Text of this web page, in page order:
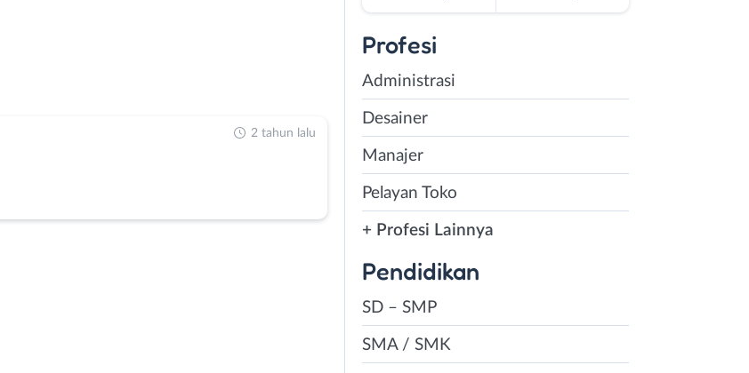
2 tahun lalu
Profesi
Administrasi
Desainer
Manajer
Pelayan Toko
+ Profesi Lainnya
Pendidikan
SD – SMP
SMA / SMK